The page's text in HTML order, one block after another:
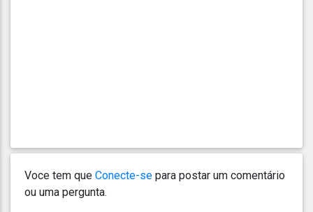
Voce tem que Conecte-se para postar um comentário
ou uma pergunta.